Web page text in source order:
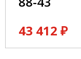
43 412 ₽